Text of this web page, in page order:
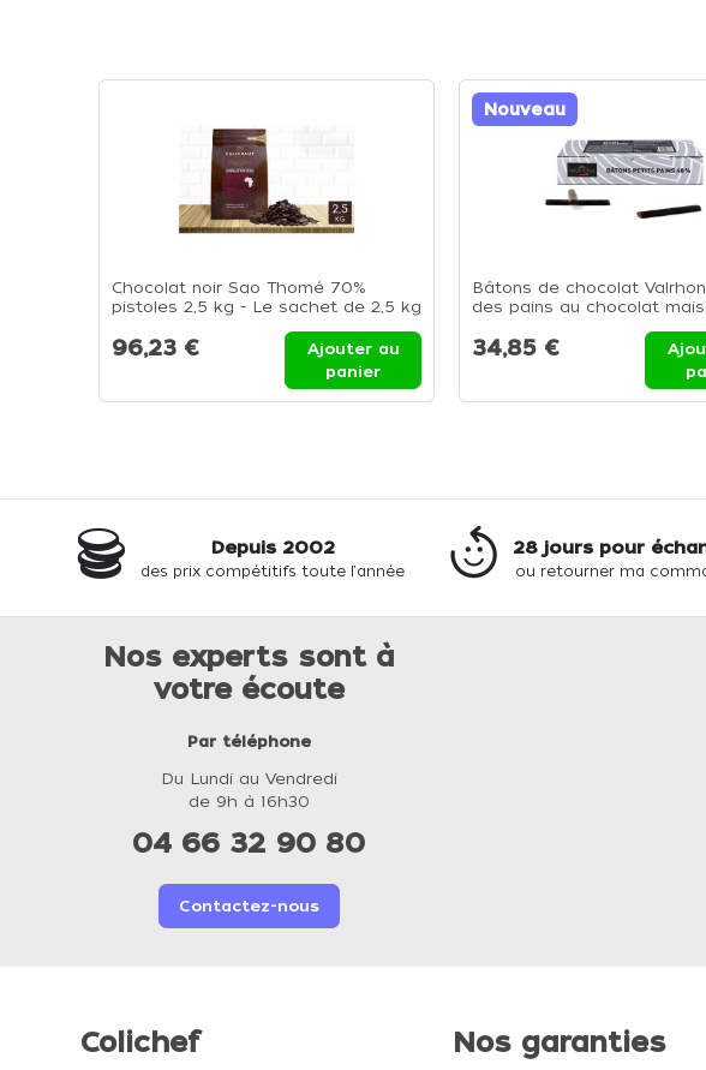
Chocolat noir Sao Thomé 70%
pistoles 2,5 kg - Le sachet de 2,5 kg
96,23 €
Ajouter au
panier
Nouveau
Bâtons de chocolat
des pains au chocolat
34,85 €
Depuis 2002
des prix compétitifs toute l'année
28 jours pour
ou retourner ma
Nos experts sont à
votre écoute
Par téléphone
Du Lundi au Vendredi
de 9h à 16h30
04 66 32 90 80
Contactez-nous
Colichef Nos garanties